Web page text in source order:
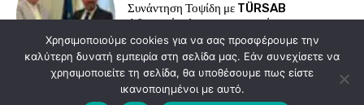
Συνάντηση Τοψίδη με TÜRSAB
Αδριανούπολης για τουρισμό και
συνοριακές υποδομές
Load more
Χρησιμοποιούμε cookies για να σας προσφέρουμε την
καλύτερη δυνατή εμπειρία στη σελίδα μας. Εάν συνεχίσετε να
χρησιμοποιείτε τη σελίδα, θα υποθέσουμε πως είστε
ικανοποιημένοι με αυτό.